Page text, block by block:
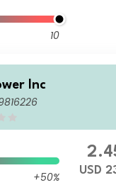
10
Inc
+50%
USD